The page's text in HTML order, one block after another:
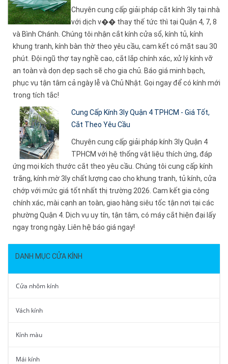
Chuyên cung cấp giải pháp cắt kính 3ly tại nhà
với dịch v�� thay thế tức thì tại Quận 4, 7, 8
và Bình Chánh. Chúng tôi nhận cắt kính cửa sổ, kính tủ, kính
khung tranh, kính bàn thờ theo yêu cầu, cam kết có mặt sau 30
phút. Đội ngũ thợ tay nghề cao, cắt lắp chính xác, xử lý kính vỡ
an toàn và dọn dẹp sạch sẽ cho gia chủ. Báo giá minh bạch,
phục vụ tận tâm cả ngày lễ và Chủ Nhật. Gọi ngay để có kính mới
trong tích tắc!
Cung Cấp Kính 3ly Quận 4 TPHCM - Giá Tốt,
Cắt Theo Yêu Cầu
Chuyên cung cấp giải pháp kính 3ly Quận 4
TPHCM với hệ thống vật liệu thích ứng, đáp
ứng mọi kích thước cắt theo yêu cầu. Chúng tôi cung cấp kính
trắng, kính mờ 3ly chất lượng cao cho khung tranh, tủ kính, cửa
chớp với mức giá tốt nhất thị trường 2026. Cam kết gia công
chính xác, mài cạnh an toàn, giao hàng siêu tốc tận nơi tại các
phường Quận 4. Dịch vụ uy tín, tận tâm, có máy cắt hiện đại lấy
ngay trong ngày. Liên hệ báo giá ngay!
DANH MỤC CỬA KÍNH
Cửa nhôm kính
Vách kính
Kính màu
Mái kính